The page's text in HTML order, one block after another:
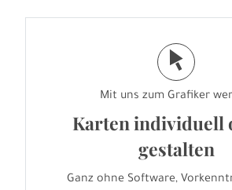
j
Mit uns zum Grafiker
Karten individuell
gestalten
Ganz ohne Software,